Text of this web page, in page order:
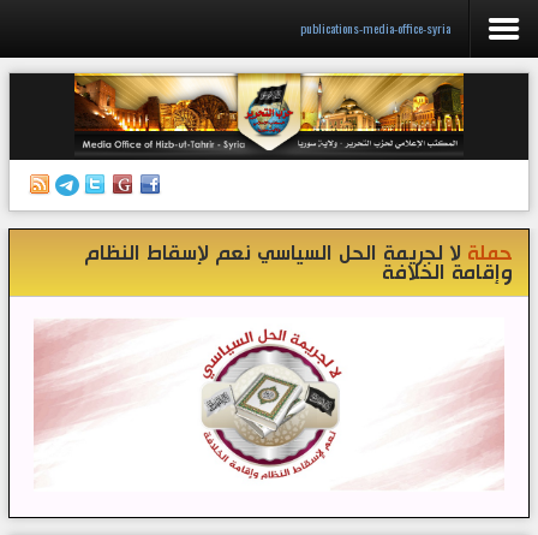
الرئيسية
إصدارات
أنشطة وفعاليات
منبر الصحافة
تواصل معنا
إذاعة المكتب/ سوريا
قناتنا على تيليغرام
publications-media-office-syria
حملة لا لجريمة الحل السياسي نعم لإسقاط النظام
وإقامة الخلافة